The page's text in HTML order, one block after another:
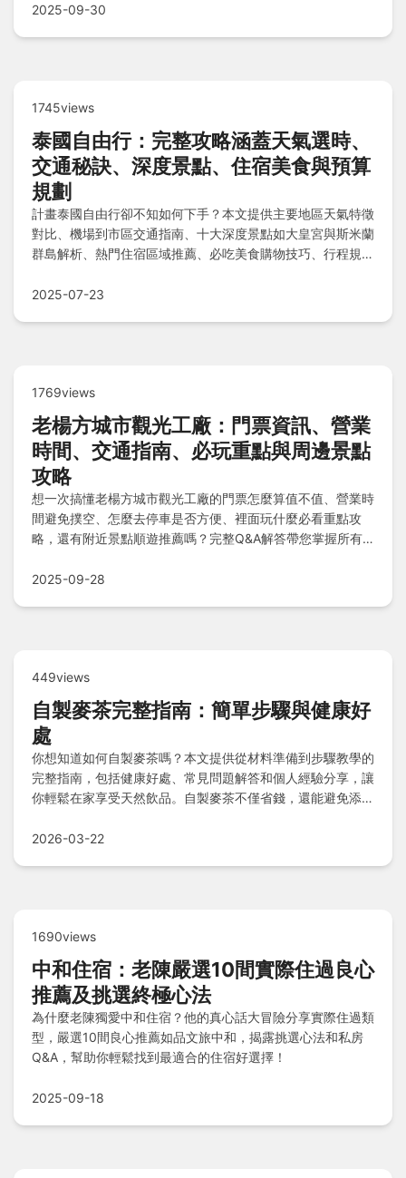
2025-09-30
1745views
泰國自由行：完整攻略涵蓋天氣選時、
交通秘訣、深度景點、住宿美食與預算
規劃
計畫泰國自由行卻不知如何下手？本文提供主要地區天氣特徵
對比、機場到市區交通指南、十大深度景點如大皇宮與斯米蘭
群島解析、熱門住宿區域推薦、必吃美食購物技巧、行程規劃
輕鬆玩轉！
2025-07-23
1769views
老楊方城市觀光工廠：門票資訊、營業
時間、交通指南、必玩重點與周邊景點
攻略
想一次搞懂老楊方城市觀光工廠的門票怎麼算值不值、營業時
間避免撲空、怎麼去停車是否方便、裡面玩什麼必看重點攻
略，還有附近景點順遊推薦嗎？完整Q&A解答帶您掌握所有
2025-09-28
449views
自製麥茶完整指南：簡單步驟與健康好
處
你想知道如何自製麥茶嗎？本文提供從材料準備到步驟教學的
完整指南，包括健康好處、常見問題解答和個人經驗分享，讓
你輕鬆在家享受天然飲品。自製麥茶不僅省錢，還能避免添加
2026-03-22
1690views
中和住宿：老陳嚴選10間實際住過良心
推薦及挑選終極心法
為什麼老陳獨愛中和住宿？他的真心話大冒險分享實際住過類
型，嚴選10間良心推薦如品文旅中和，揭露挑選心法和私房
Q&A，幫助你輕鬆找到最適合的住宿好選擇！
2025-09-18